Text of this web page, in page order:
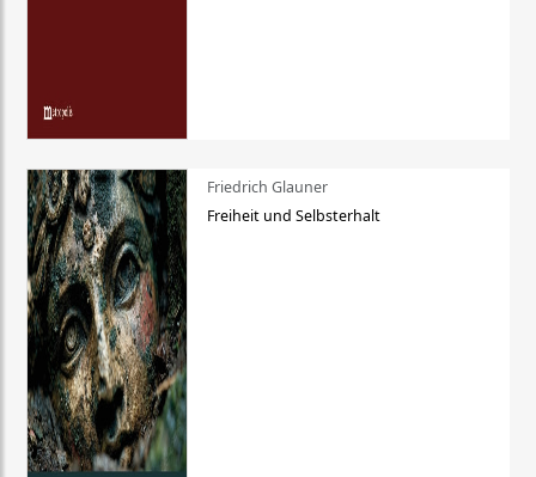
Friedrich Glauner
Freiheit und Selbsterhalt